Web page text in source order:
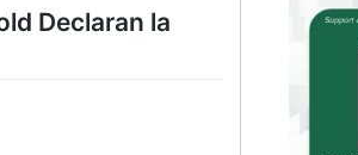
Declaran la